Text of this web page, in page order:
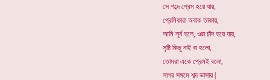
সে শব্দে প্রেম হয়ে যায়,
প্রেমিকারা অবাক তাকায়,
আমি সূর্য হলে, ওরা চাঁদ হয়ে যায়,
সৃষ্টি কিছু নাই বা হলো,
তোমরা একে প্রেমই বলো,
সাগর সঙ্গমে শব্দ ভাসায় |